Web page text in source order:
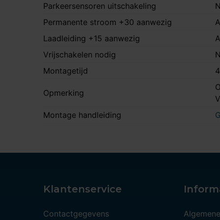
Parkeersensoren uitschakeling
Permanente stroom +30 aanwezig
Laadleiding +15 aanwezig
Vrijschakelen nodig
Montagetijd
Opmerking
Montage handleiding
Klantenservice
Contactgegevens